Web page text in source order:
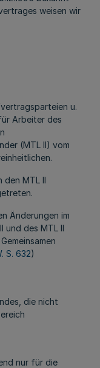
weisen wir
u.
Arbeiter des
(MTL II) vom
den MTL II
Änderungen im
und des MTL II
S. 632)
die nicht
nur für die